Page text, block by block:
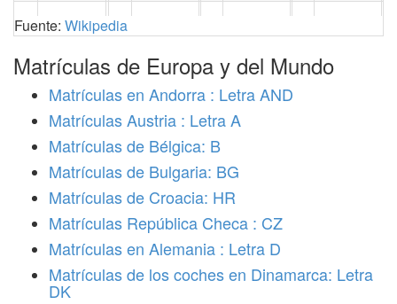
Fuente: Wikipedia
Matrículas de Europa y del Mundo
Matrículas en Andorra : Letra AND
Matrículas Austria : Letra A
Matrículas de Bélgica: B
Matrículas de Bulgaria: BG
Matrículas de Croacia: HR
Matrículas República Checa : CZ
Matrículas en Alemania : Letra D
Matrículas de los coches en Dinamarca: Letra
DK